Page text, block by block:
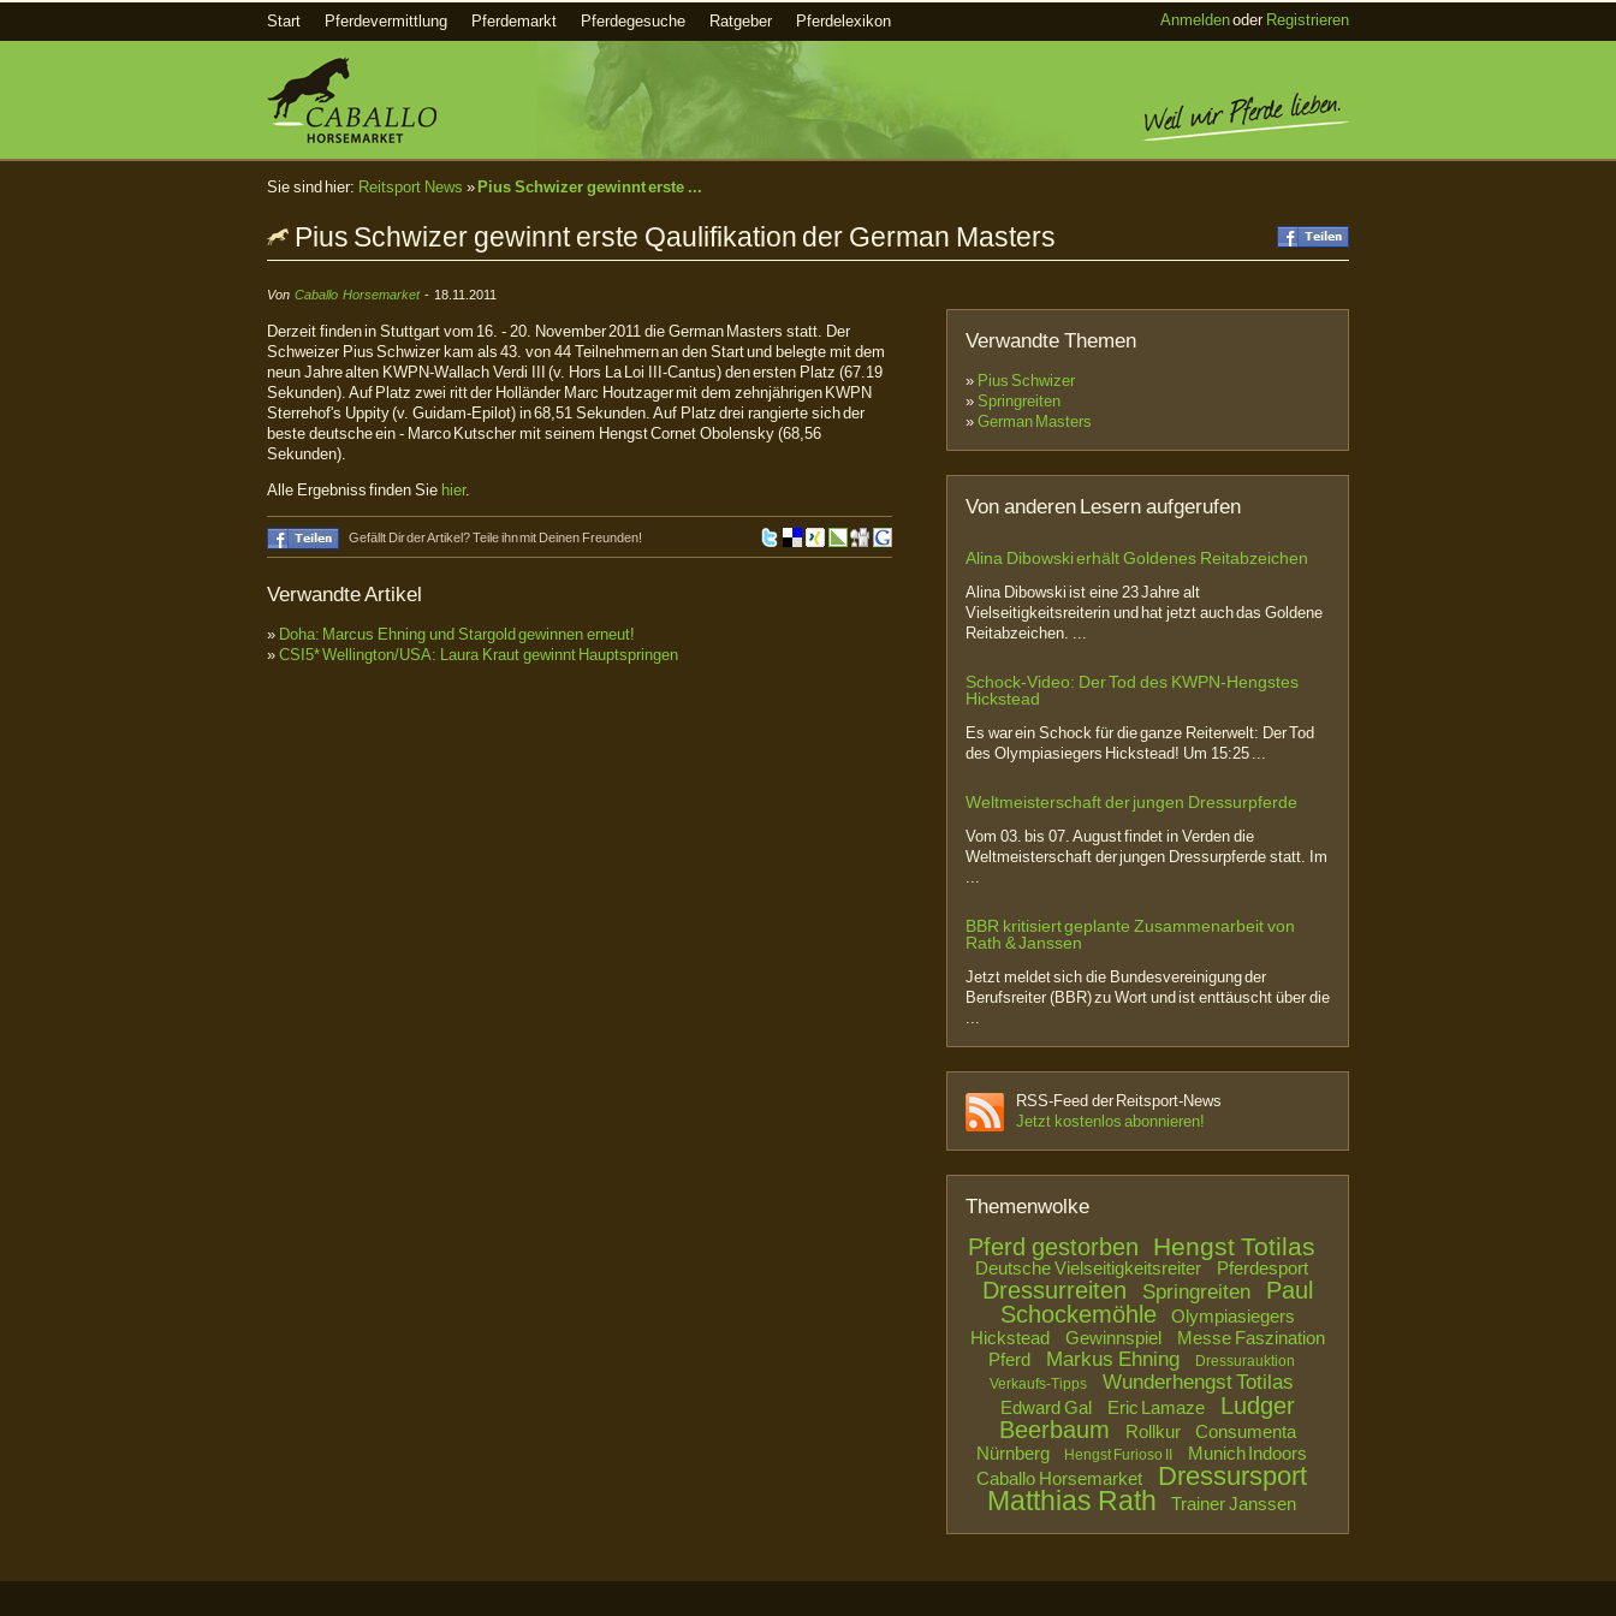
Start Pferdevermittlung Pferdemarkt Pferdegesuche Ratgeber Pferdelexikon Anmeldenoder Registrieren
Sie sind hier: Reitsport News » Pius Schwizer gewinnt erste ...
Pius Schwizer gewinnt erste Qaulifikation der German Masters
Von Caballo Horsemarket- 18.11.2011
Derzeit finden in Stuttgart vom 16. - 20. November 2011 die German Masters statt. Der
Schweizer Pius Schwizer kam als 43. von 44 Teilnehmern an den Start und belegte mit dem
neun Jahre alten KWPN-Wallach Verdi III (v. Hors La Loi III-Cantus) den ersten Platz (67.19
Sekunden). Auf Platz zwei ritt der Holländer Marc Houtzager mit dem zehnjährigen KWPN
Sterrehof's Uppity (v. Guidam-Epilot) in 68,51 Sekunden. Auf Platz drei rangierte sich der
beste deutsche ein - Marco Kutscher mit seinem Hengst Cornet Obolensky (68,56
Sekunden).
Alle Ergebniss finden Sie hier.
Gefällt Dir der Artikel? Teile ihn mit Deinen Freunden!
Verwandte Artikel
» Doha: Marcus Ehning und Stargold gewinnen erneut!
» CSI5* Wellington/USA: Laura Kraut gewinnt Hauptspringen
Verwandte Themen
» Pius Schwizer
» Springreiten
» German Masters
Von anderen Lesern aufgerufen
Alina Dibowski erhält Goldenes Reitabzeichen
Alina Dibowski ist eine 23 Jahre alt
Vielseitigkeitsreiterin und hat jetzt auch das Goldene
Reitabzeichen. ...
Schock-Video: Der Tod des KWPN-Hengstes
Hickstead
Es war ein Schock für die ganze Reiterwelt: Der Tod
des Olympiasiegers Hickstead! Um 15:25 ...
Weltmeisterschaft der jungen Dressurpferde
Vom 03. bis 07. August findet in Verden die
Weltmeisterschaft der jungen Dressurpferde statt. Im
...
BBR kritisiert geplante Zusammenarbeit von
Rath & Janssen
Jetzt meldet sich die Bundesvereinigung der
Berufsreiter (BBR) zu Wort und ist enttäuscht über die
...
RSS-Feed der Reitsport-News
Jetzt kostenlos abonnieren!
Themenwolke
Pferd gestorben Hengst Totilas
Deutsche Vielseitigkeitsreiter Pferdesport
Dressurreiten Springreiten
Paul
Schockemöhle
Olympiasiegers
Hickstead
Gewinnspiel
Messe Faszination
Pferd
Markus Ehning
Dressurauktion
Verkaufs-Tipps
Wunderhengst Totilas
Edward Gal Eric Lamaze
Ludger
Beerbaum
Rollkur
Consumenta
Nürnberg
Hengst Furioso II
Munich Indoors
Caballo Horsemarket
Dressursport
Matthias Rath Trainer Janssen